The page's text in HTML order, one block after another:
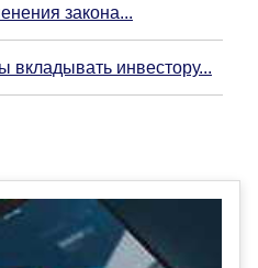
закона...
вкладывать инвестору...